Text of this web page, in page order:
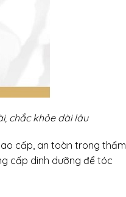
chắc khỏe dài lâu
cấp, an toàn trong thẩm
cấp dinh dưỡng để tóc